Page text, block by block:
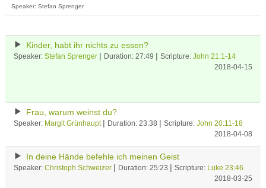
Speaker: Stefan Sprenger
Kinder, habt ihr nichts zu essen?
Speaker: Stefan Sprenger Duration: 27:49 Scripture: John 21:1-14
2018-04-15
Frau, warum weinst du?
Speaker: Margit Grünhaupt Duration: 23:38 Scripture: John 20:11-18
2018-04-08
In deine Hände befehle ich meinen Geist
Speaker: Christoph Schweizer Duration: 25:23 Scripture:
Luke 23:46
2018-03-25